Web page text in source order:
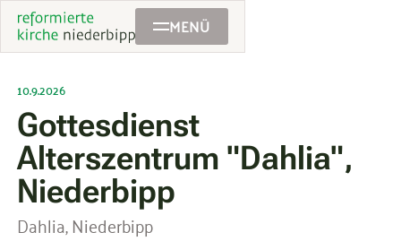
MENÜ
10.9.2026
Gottesdienst
Alterszentrum "Dahlia",
Niederbipp
Dahlia, Niederbipp